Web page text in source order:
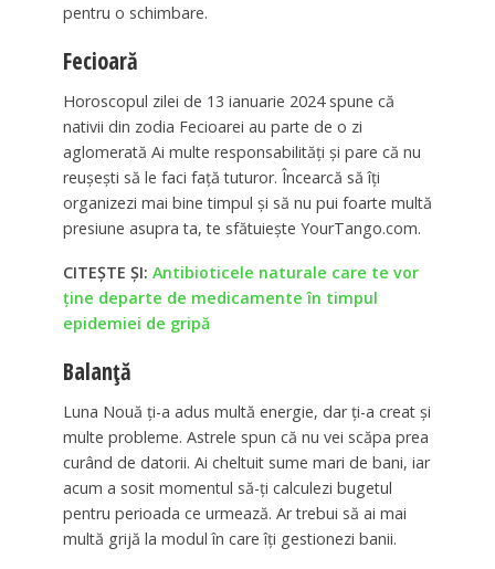
pentru o schimbare.
Fecioară
Horoscopul zilei de 13 ianuarie 2024 spune că
nativii din zodia Fecioarei au parte de o zi
aglomerată Ai multe responsabilități și pare că nu
reușești să le faci față tuturor. Încearcă să îți
organizezi mai bine timpul și să nu pui foarte multă
presiune asupra ta, te sfătuiește YourTango.com.
CITEȘTE ȘI: Antibioticele naturale care te vor
ține departe de medicamente în timpul
epidemiei de gripă
Balanță
Luna Nouă ți-a adus multă energie, dar ți-a creat și
multe probleme. Astrele spun că nu vei scăpa prea
curând de datorii. Ai cheltuit sume mari de bani, iar
acum a sosit momentul să-ți calculezi bugetul
pentru perioada ce urmează. Ar trebui să ai mai
multă grijă la modul în care îți gestionezi banii.